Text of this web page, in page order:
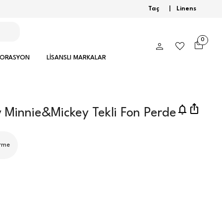
Taç Linens
LİSANSLI MARKALAR
0
Minnie&Mickey Tekli Fon Perde